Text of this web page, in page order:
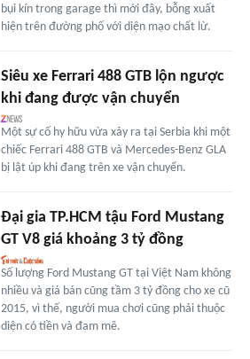
bụi kín trong garage thì mới đây, bỗng xuất
hiện trên đường phố với diện mạo chất lừ.
Siêu xe Ferrari 488 GTB lộn ngược
khi đang được vận chuyển
Một sự cố hy hữu vừa xảy ra tại Serbia khi một
chiếc Ferrari 488 GTB và Mercedes-Benz GLA
bị lật úp khi đang trên xe vận chuyển.
Đại gia TP.HCM tậu Ford Mustang
GT V8 giá khoảng 3 tỷ đồng
Số lượng Ford Mustang GT tại Việt Nam không
nhiều và giá bán cũng tầm 3 tỷ đồng cho xe cũ
2015, vì thế, người mua chơi cũng phải thuộc
diện có tiền và đam mê.